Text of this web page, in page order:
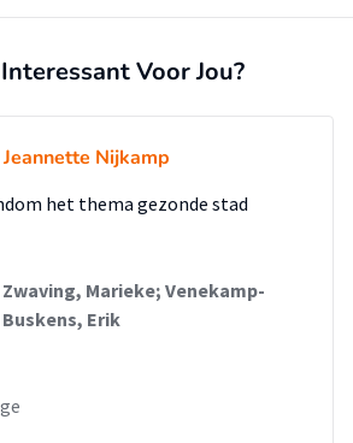
Voor Jou?
Nijkamp
het thema gezonde stad
Zwaving, Marieke; Venekamp-
Erik